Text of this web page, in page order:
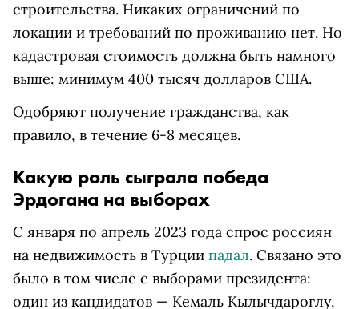
строительства. Никаких ограничений по
локации и требований по проживанию нет. Но
кадастровая стоимость должна быть намного
выше: минимум 400 тысяч долларов США.
Одобряют получение гражданства, как
правило, в течение 6-8 месяцев.
Какую роль сыграла победа
Эрдогана на выборах
С января по апрель 2023 года спрос россиян
на недвижимость в Турции падал. Связано это
было в том числе с выборами президента:
один из кандидатов — Кемаль Кылычдароглу,